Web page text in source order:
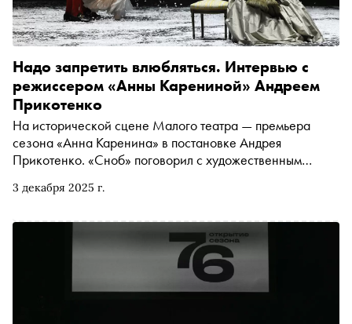
3 декабря 2025 г.
Надо запретить влюбляться. Интервью с
режиссером «Анны Карениной» Андреем
Прикотенко
На исторической сцене Малого театра — премьера
сезона «Анна Каренина» в постановке Андрея
Прикотенко. «Сноб» поговорил с художественным
факел» о превратностях любви и русского идеализма,